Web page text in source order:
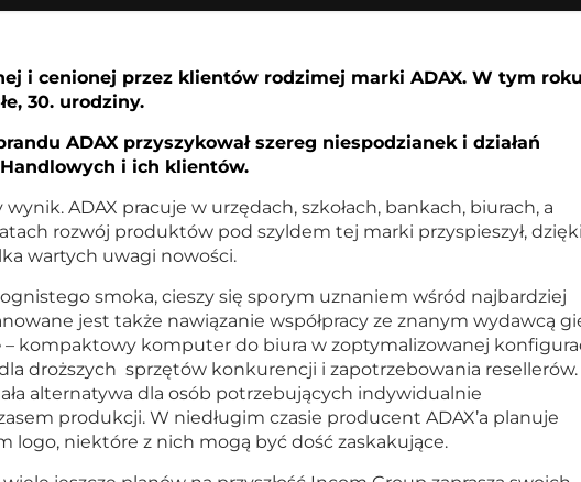
i cenionej przez klientów rodzimej marki ADAX. W tym
30. urodziny.
ADAX przyszykował szereg niespodzianek i działań
i ich klientów.
ADAX pracuje w urzędach, szkołach, bankach, biurach, a
rozwój produktów pod szyldem tej marki przyspieszył,
wartych uwagi nowości.
smoka, cieszy się sporym uznaniem wśród najbardziej
jest także nawiązanie współpracy ze znanym wydawcą
– kompaktowy komputer do biura w zoptymalizowanej
droższych sprzętów konkurencji i zapotrzebowania resellerów.
alternatywa dla osób potrzebujących indywidualnie
produkcji. W niedługim czasie producent ADAX’a planuje
logo, niektóre z nich mogą być dość zaskakujące.